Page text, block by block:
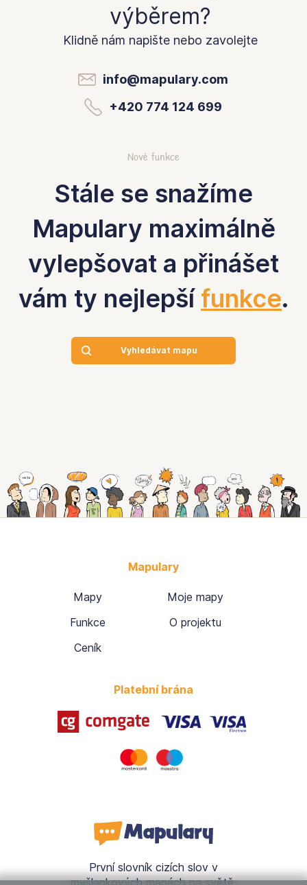
výběrem?
Klidně nám napište nebo zavolejte
info@mapulary.com
+420 774 124 699
Nové funkce
Stále se snažíme
Mapulary maximálně
vylepšovat a přinášet
vám ty nejlepší funkce.
Vyhledávat mapu
Mapulary
Mapy
Moje mapy
Funkce
O projektu
Ceník
Platební brána
První slovník cizích slov v
myšlenkových mapách na světě.